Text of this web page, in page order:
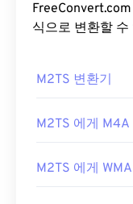
FreeConvert.com M2TS 파일을 다음과 같은 다른 형
식으로 변환할 수
M2TS 변환기
M2TS 에게 M4A
M2TS 에게 WMA